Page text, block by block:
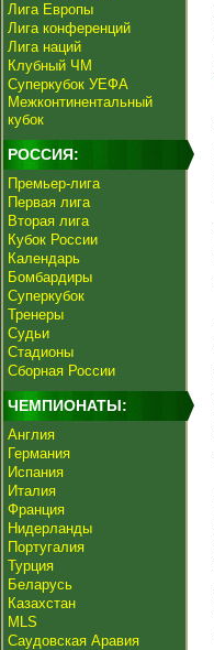
Лига Европы
Лига конференций
Лига наций
Клубный ЧМ
Суперкубок УЕФА
Межконтинентальный
кубок
РОССИЯ:
Премьер-лига
Первая лига
Вторая лига
Кубок России
Календарь
Бомбардиры
Суперкубок
Тренеры
Судьи
Стадионы
Сборная России
ЧЕМПИОНАТЫ:
Англия
Германия
Испания
Италия
Франция
Нидерланды
Португалия
Турция
Беларусь
Казахстан
MLS
Саудовская Аравия